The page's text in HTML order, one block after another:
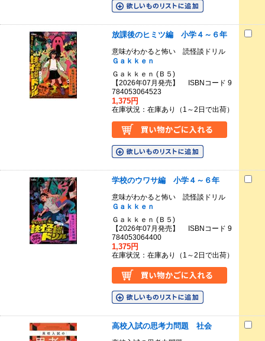
放課後のヒミツ編 小学４～６年
意味がわかると怖い 読怪談ドリル
Ｇａｋｋｅｎ
Ｇａｋｋｅｎ (Ｂ５)
【2026年07月発売】 ISBNコード 9
784053064523
1,375円
在庫状況：在庫あり（1～2日で出荷）
学校のウワサ編 小学４～６年
意味がわかると怖い 読怪談ドリル
Ｇａｋｋｅｎ
Ｇａｋｋｅｎ (Ｂ５)
【2026年07月発売】 ISBNコード 9
784053064400
1,375円
在庫状況：在庫あり（1～2日で出荷）
高校入試の思考力問題 社会